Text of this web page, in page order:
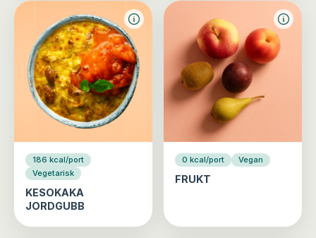
186 kcal/port
Vegetarisk
KESOKAKA
JORDGUBB
0 kcal/port Vegan
FRUKT